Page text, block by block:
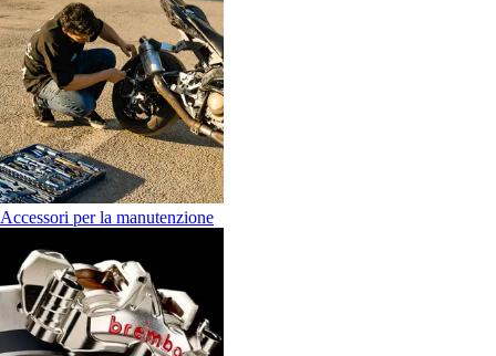
Accessori per la manutenzione